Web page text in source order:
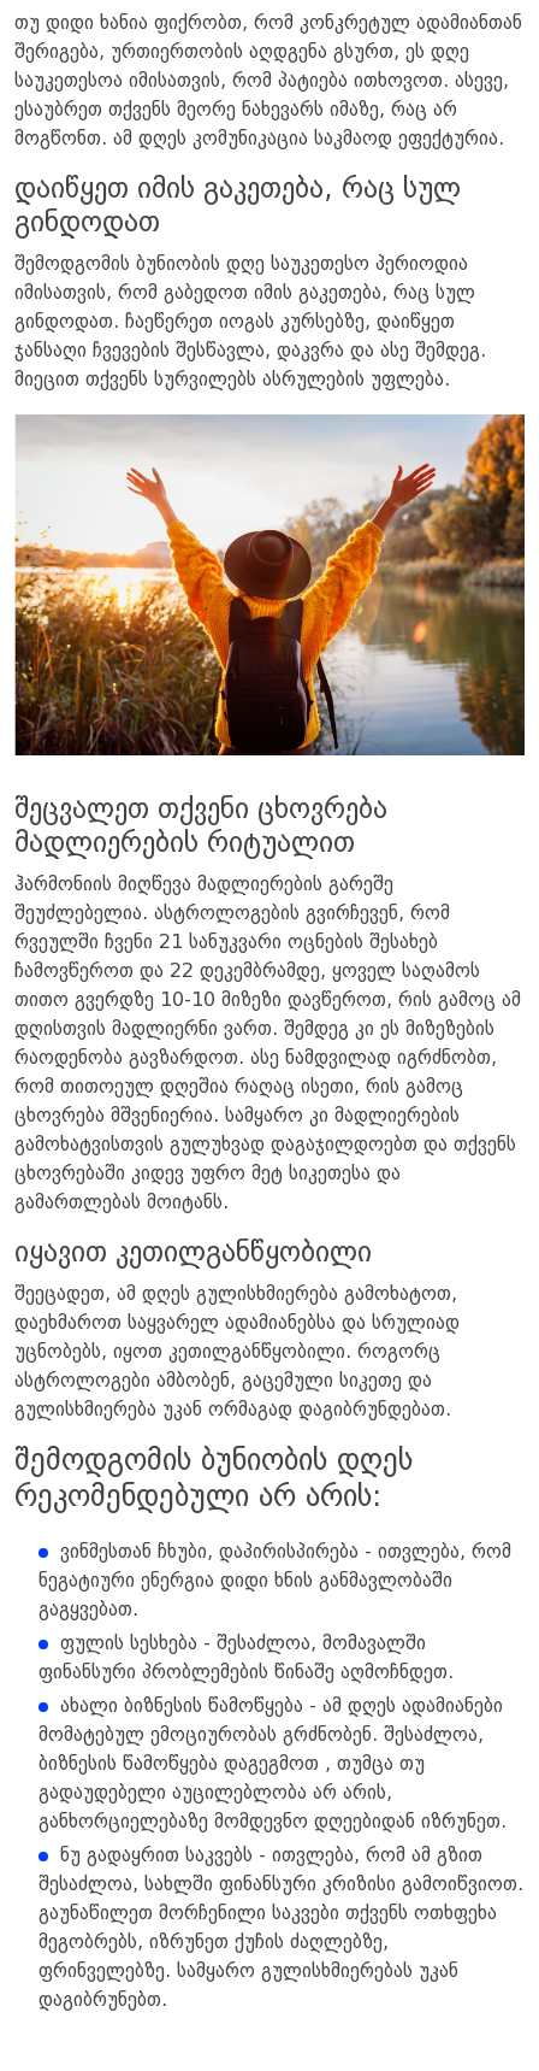
თუ დიდი ხანია ფიქრობთ, რომ კონკრეტულ ადამიანთან
შერიგება, ურთიერთობის აღდგენა გსურთ, ეს დღე
საუკეთესოა იმისათვის, რომ პატიება ითხოვოთ. ასევე,
ესაუბრეთ თქვენს მეორე ნახევარს იმაზე, რაც არ
მოგწონთ. ამ დღეს კომუნიკაცია საკმაოდ ეფექტურია.
დაიწყეთ იმის გაკეთება, რაც სულ
გინდოდათ
შემოდგომის ბუნიობის დღე საუკეთესო პერიოდია
იმისათვის, რომ გაბედოთ იმის გაკეთება, რაც სულ
გინდოდათ. ჩაეწერეთ იოგას კურსებზე, დაიწყეთ
ჯანსაღი ჩვევების შესწავლა, დაკვრა და ასე შემდეგ.
მიეცით თქვენს სურვილებს ასრულების უფლება.
შეცვალეთ თქვენი ცხოვრება
მადლიერების რიტუალით
ჰარმონიის მიღწევა მადლიერების გარეშე
შეუძლებელია. ასტროლოგების გვირჩევენ, რომ
რვეულში ჩვენი 21 სანუკვარი ოცნების შესახებ
ჩამოვწეროთ და 22 დეკემბრამდე, ყოველ საღამოს
თითო გვერდზე 10-10 მიზეზი დავწეროთ, რის გამოც ამ
დღისთვის მადლიერნი ვართ. შემდეგ კი ეს მიზეზების
რაოდენობა გავზარდოთ. ასე ნამდვილად იგრძნობთ,
რომ თითოეულ დღეშია რაღაც ისეთი, რის გამოც
ცხოვრება მშვენიერია. სამყარო კი მადლიერების
გამოხატვისთვის გულუხვად დაგაჯილდოებთ და თქვენს
ცხოვრებაში კიდევ უფრო მეტ სიკეთესა და
გამართლებას მოიტანს.
იყავით კეთილგანწყობილი
შეეცადეთ, ამ დღეს გულისხმიერება გამოხატოთ,
დაეხმაროთ საყვარელ ადამიანებსა და სრულიად
უცნობებს, იყოთ კეთილგანწყობილი. როგორც
ასტროლოგები ამბობენ, გაცემული სიკეთე და
გულისხმიერება უკან ორმაგად დაგიბრუნდებათ.
შემოდგომის ბუნიობის დღეს
რეკომენდებული არ არის:
ვინმესთან ჩხუბი, დაპირისპირება - ითვლება, რომ
ნეგატიური ენერგია დიდი ხნის განმავლობაში
გაგყვებათ.
ფულის სესხება - შესაძლოა, მომავალში
ფინანსური პრობლემების წინაშე აღმოჩნდეთ.
ახალი ბიზნესის წამოწყება - ამ დღეს ადამიანები
მომატებულ ემოციურობას გრძნობენ. შესაძლოა,
ბიზნესის წამოწყება დაგეგმოთ , თუმცა თუ
გადაუდებელი აუცილებლობა არ არის,
განხორციელებაზე მომდევნო დღეებიდან იზრუნეთ.
ნუ გადაყრით საკვებს - ითვლება, რომ ამ გზით
შესაძლოა, სახლში ფინანსური კრიზისი გამოიწვიოთ.
გაუნაწილეთ მორჩენილი საკვები თქვენს ოთხფეხა
მეგობრებს, იზრუნეთ ქუჩის ძაღლებზე,
ფრინველებზე. სამყარო გულისხმიერებას უკან
დაგიბრუნებთ.